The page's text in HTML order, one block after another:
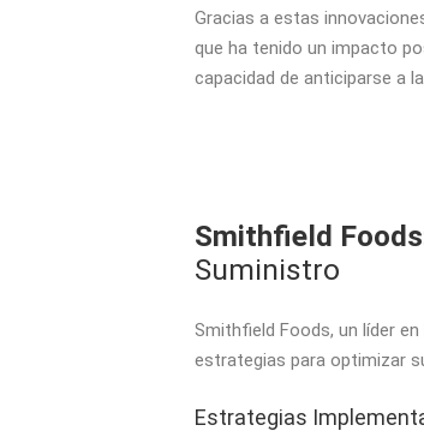
Gracias a estas
que ha tenido un impacto
capacidad de anticiparse a
Smithfield
Suministro
Smithfield Foods, un líder
estrategias para optimizar
Estrategias